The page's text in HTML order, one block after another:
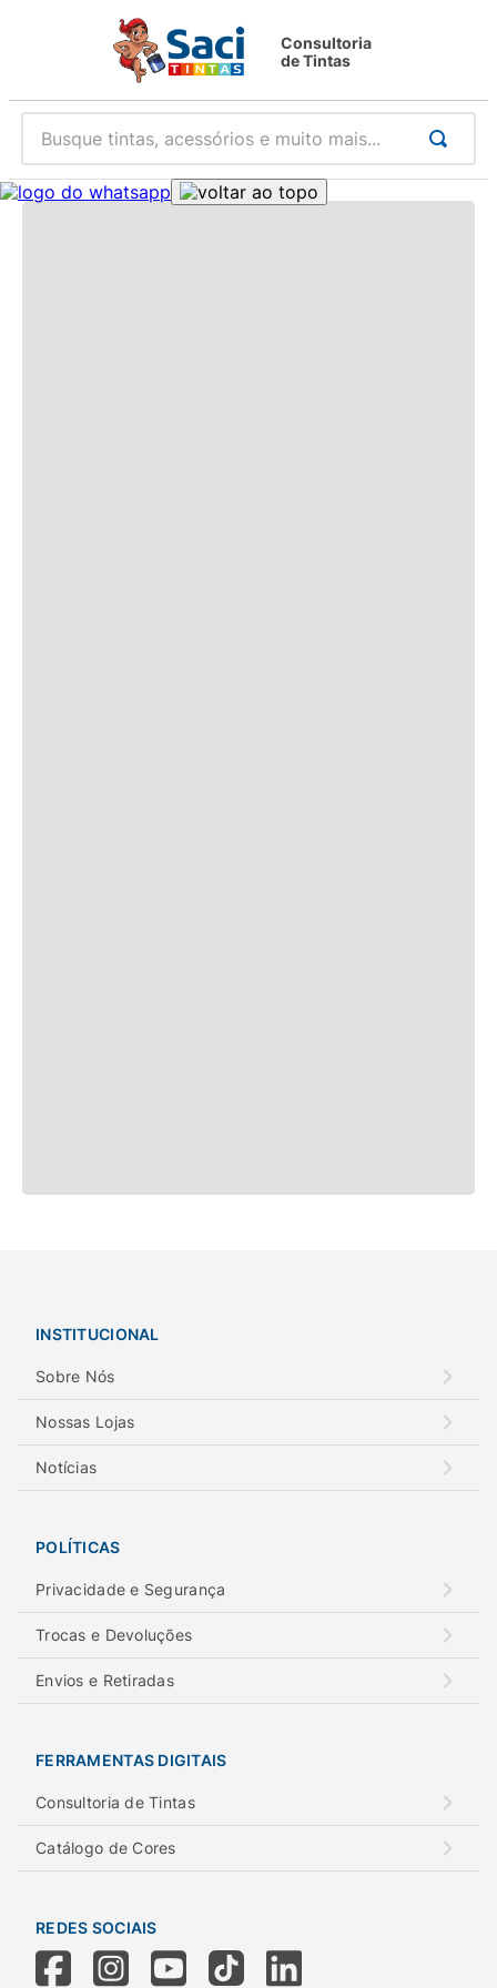
Consultoria
de Tintas
Busque tintas, acessórios e muito mais...
INSTITUCIONAL
Sobre Nós
Nossas Lojas
Notícias
POLÍTICAS
Privacidade e Segurança
Trocas e Devoluções
Envios e Retiradas
FERRAMENTAS DIGITAIS
Consultoria de Tintas
Catálogo de Cores
REDES SOCIAIS